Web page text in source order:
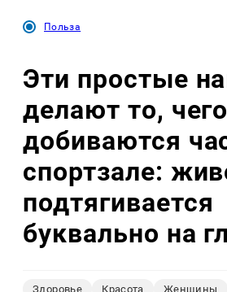
Польза
Эти простые
делают то,
добиваются
спортзале:
подтягивается
буквально на
Здоровье Красота Женщины